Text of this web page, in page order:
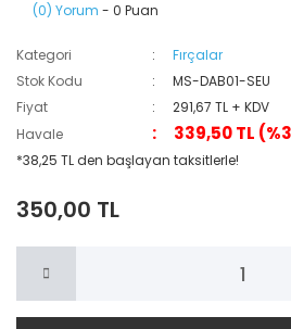
(0) Yorum - 0 Puan
Kategori
Fırçalar
Stok Kodu
MS-DAB01-SEU
Fiyat
291,67 TL + KDV
Havale
339,50 TL
*38,25 TL den başlayan taksitlerle!
350,00 TL